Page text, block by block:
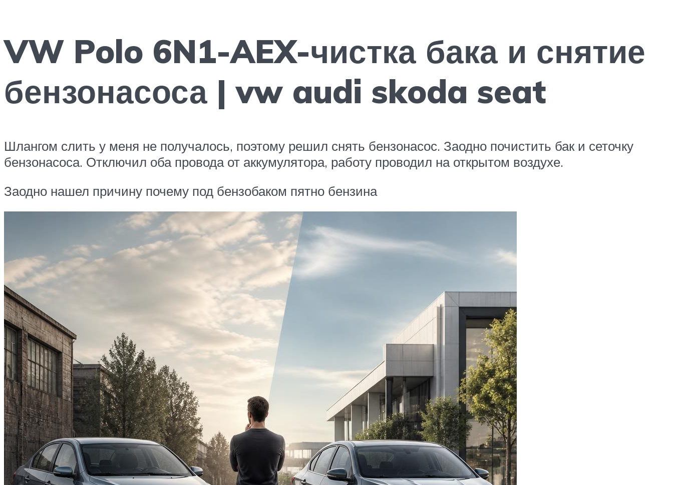
VW Polo 6N1-AEX-чистка бака и снятие
бензонасоса | vw audi skoda seat
Шлангом слить у меня не получалось, поэтому решил снять бензонасос. Заодно почистить бак и сеточку
бензонасоса. Отключил оба провода от аккумулятора, работу проводил на открытом воздухе.
Заодно нашел причину почему под бензобаком пятно бензина